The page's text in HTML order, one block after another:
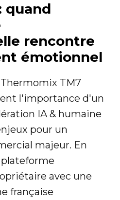
quand
rencontre
émotionnel
TM7
l'importance d'un
IA & humaine
pour un
majeur. En
avec une
française